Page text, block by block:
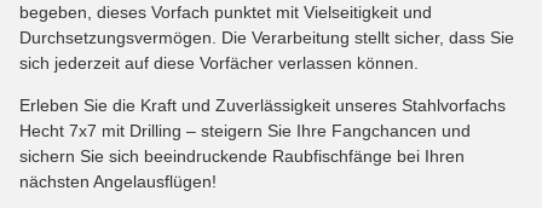
begeben, dieses Vorfach punktet mit Vielseitigkeit und
Durchsetzungsvermögen. Die Verarbeitung stellt sicher, dass Sie
sich jederzeit auf diese Vorfächer verlassen können.
Erleben Sie die Kraft und Zuverlässigkeit unseres Stahlvorfachs
Hecht 7x7 mit Drilling – steigern Sie Ihre Fangchancen und
sichern Sie sich beeindruckende Raubfischfänge bei Ihren
nächsten Angelausflügen!